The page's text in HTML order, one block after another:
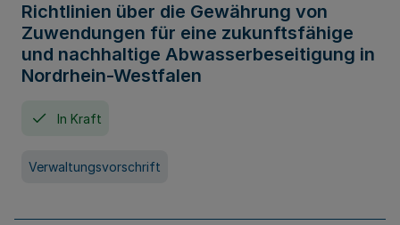
Richtlinien über die Gewährung von
Zuwendungen für eine zukunftsfähige
und nachhaltige Abwasserbeseitigung in
Nordrhein-Westfalen
In Kraft
Verwaltungsvorschrift